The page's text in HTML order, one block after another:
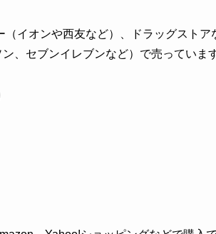
イオンや西友など）、ドラッグスト
、セブンイレブンなど）で売っています